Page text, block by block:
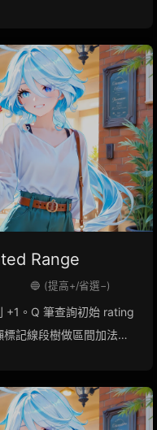
Range
🔵 (提高+/省選−)
+1。Q 筆查詢初始 rating
記線段樹做區間加法與